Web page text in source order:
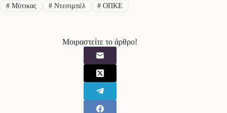
#Μύτικας #Ντεσιμπέλ # ΟΠΚΕ
Μοιραστείτε το άρθρο!